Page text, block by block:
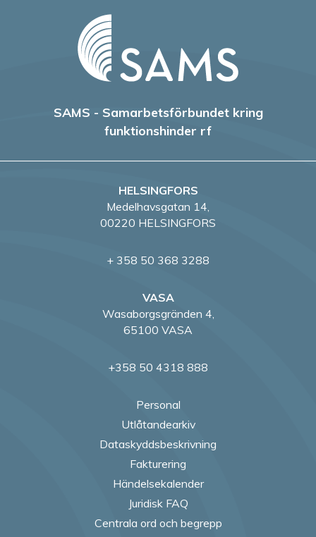
SAMS - Samarbetsförbundet kring
funktionshinder rf
HELSINGFORS
Medelhavsgatan 14,
00220 HELSINGFORS
+ 358 50 368 3288
VASA
Wasaborgsgränden 4,
65100 VASA
+358 50 4318 888
Personal
Utlåtandearkiv
Dataskyddsbeskrivning
Fakturering
Händelsekalender
Juridisk FAQ
Centrala ord och begrepp